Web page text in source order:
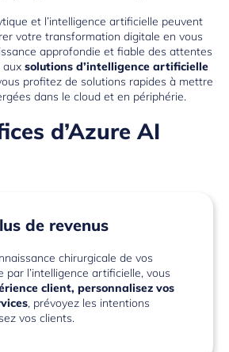
et l’intelligence artificielle peuvent
votre transformation digitale en vous
approfondie et fiable des attentes
aux solutions d’intelligence artificielle
profitez de solutions rapides à mettre
dans le cloud et en périphérie.
d’Azure AI
de revenus
chirurgicale de vos
par l’intelligence artificielle, vous
client, personnalisez vos
, prévoyez les intentions
vos clients.